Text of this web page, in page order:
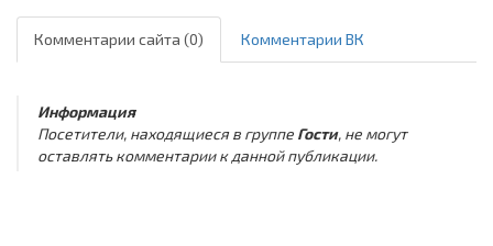
Комментарии сайта (0) Комментарии ВК
Информация
Посетители, находящиеся в группе Гости, не могут
оставлять комментарии к данной публикации.